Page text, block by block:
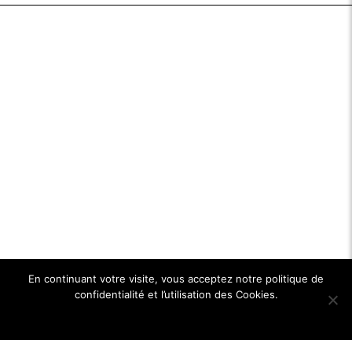
En continuant votre visite, vous acceptez notre politique de
confidentialité et l’utilisation des Cookies.